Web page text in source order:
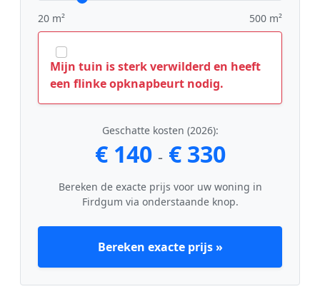
20 m² 500 m²
Mijn tuin is sterk verwilderd en heeft
een flinke opknapbeurt nodig.
Geschatte kosten (2026):
€ 140 - € 330
Bereken de exacte prijs voor uw woning in
Firdgum via onderstaande knop.
Bereken exacte prijs »